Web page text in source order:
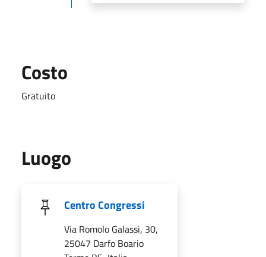
Costo
Gratuito
Luogo
Centro Congressi
Via Romolo Galassi, 30,
25047 Darfo Boario